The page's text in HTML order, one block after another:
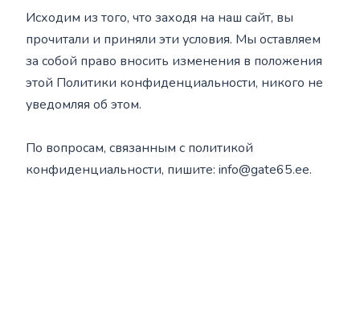
Исходим из того, что заходя на наш сайт, вы
прочитали и приняли эти условия. Мы оставляем
за собой право вносить изменения в положения
этой Политики конфиденциальности, никого не
уведомляя об этом.
По вопросам, связанным с политикой
конфиденциальности, пишите: info@gate65.ee.